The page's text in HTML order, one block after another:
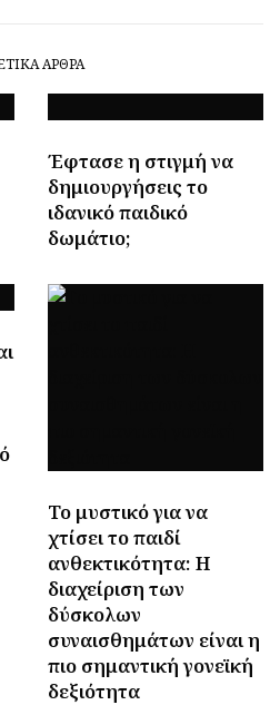
ΆΡΘΡΑ
Έφτασε η στιγμή να
δημιουργήσεις το
ιδανικό παιδικό
δωμάτιο;
Το μυστικό για να
χτίσει το παιδί
ανθεκτικότητα: Η
διαχείριση των
δύσκολων
συναισθημάτων είναι η
πιο σημαντική γονεϊκή
δεξιότητα